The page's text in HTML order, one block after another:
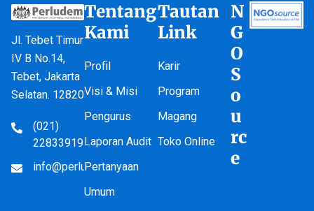
Jl. Tebet Timur
IV B No.14,
Tebet, Jakarta
Selatan. 12820
(021)
22833919
info@perludem.or.id
Tentang
Kami
Profil
Visi & Misi
Pengurus
Laporan Audit
Pertanyaan
Umum
Tautan
Link
Karir
Program
Magang
Toko Online
N
G
O
S
o
u
rc
e